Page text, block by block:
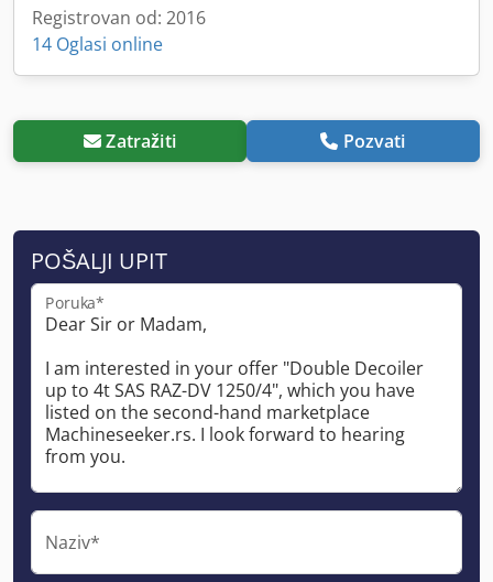
Registrovan od: 2016
14 Oglasi online
Zatražiti Pozvati
POŠALJI UPIT
Poruka*
Naziv*